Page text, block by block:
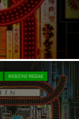
WEBZINE REGGAE